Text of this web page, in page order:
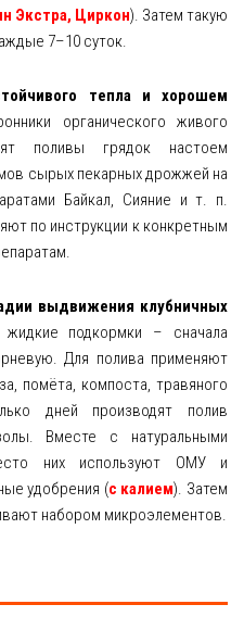
Экстра, Циркон). Затем такую
7–10 суток.
тепла и хорошем
органического живого
поливы грядок настоем
сырых пекарных дрожжей на
Байкал, Сияние и т. п.
по инструкции к конкретным
выдвижения клубничных
подкормки – сначала
Для полива применяют
помёта, компоста, травяного
дней производят полив
Вместе с натуральными
них используют ОМУ и
удобрения (с калием). Затем
набором микроэлементов.